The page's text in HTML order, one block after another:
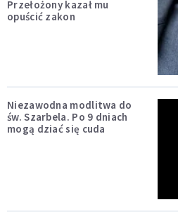
Przełożony kazał mu
opuścić zakon
Niezawodna modlitwa do
św. Szarbela. Po 9 dniach
mogą dziać się cuda